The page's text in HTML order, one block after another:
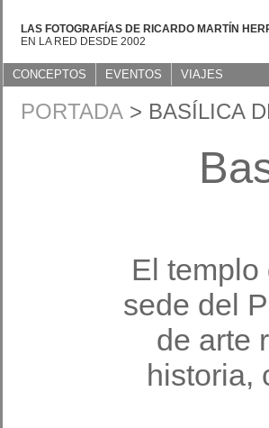
LAS FOTOGRAFÍAS DE RICARDO MARTÍN
EN LA RED DESDE 2002
CONCEPTOS EVENTOS VIAJES
PORTADA > BASÍLICA
El
sede del
de arte
historia,